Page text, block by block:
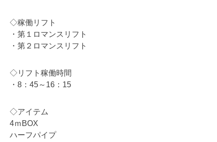
◇稼働リフト
・第１ロマンスリフト
・第２ロマンスリフト
◇リフト稼働時間
・8：45～16：15
◇アイテム
4ｍBOX
ハーフパイプ